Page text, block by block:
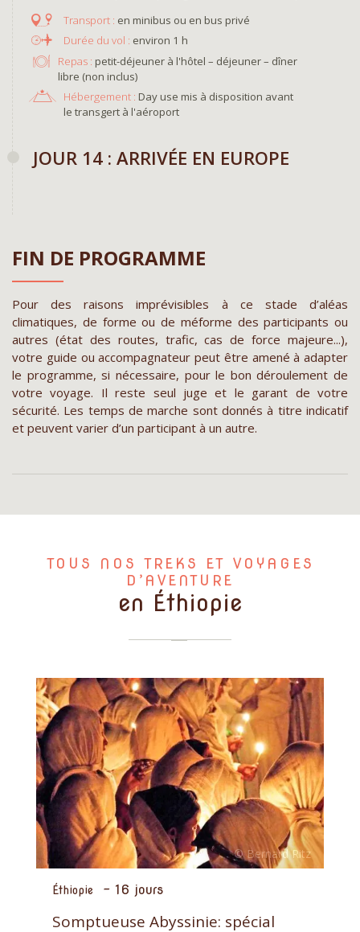
en minibus ou en bus privé
environ 1 h
Repas : petit-déjeuner à l'hôtel – déjeuner – dîner
libre (non inclus)
Hébergement : Day use mis à disposition avant
le transgert à l'aéroport
JOUR 14 : ARRIVÉE EN EUROPE
FIN DE PROGRAMME
Pour des raisons imprévisibles à ce stade d’aléas
climatiques, de forme ou de méforme des participants ou
autres (état des routes, trafic, cas de force majeure...),
votre guide ou accompagnateur peut être amené à adapter
le programme, si nécessaire, pour le bon déroulement de
votre voyage. Il reste seul juge et le garant de votre
sécurité. Les temps de marche sont donnés à titre indicatif
et peuvent varier d’un participant à un autre.
TOUS NOS TREKS ET VOYAGES
D’AVENTURE
en Éthiopie
Éthiopie - 16 jours
Somptueuse Abyssinie: spécial